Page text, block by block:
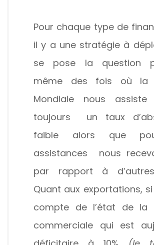
Pour chaque type de
il y a une stratégie à
se pose la question
même des fois où la
Mondiale nous
toujours un taux
faible alors que
assistances nous
par rapport à
Quant aux exportations,
compte de l’état de la
commerciale qui est